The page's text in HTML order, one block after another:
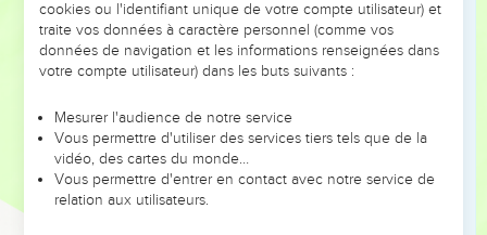
Je suis issu du Père, et je suis venu dans le monde ; je
laisse de nouveau le monde, et je vais au Père.
Ses disciples lui dirent : Voici, maintenant tu parles
Maintenant nous savons que tu sais toutes choses, et que
tu n'as pas besoin que personne t'interroge ; c'est pour cela
que nous croyons que tu es issu de Dieu.
31
cookies ou l'identifiant unique de votre compte utilisateur) et
traite vos données à caractère personnel (comme vos
données de navigation et les informations renseignées dans
votre compte utilisateur) dans les buts suivants :
Mesurer l'audience de notre service
Vous permettre d'utiliser des services tiers tels que de la
vidéo, des cartes du monde…
Vous permettre d'entrer en contact avec notre service de
relation aux utilisateurs.